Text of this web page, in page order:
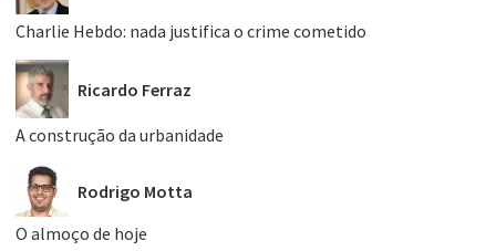
Charlie Hebdo: nada justifica o crime cometido
Ricardo Ferraz
A construção da urbanidade
Rodrigo Motta
O almoço de hoje